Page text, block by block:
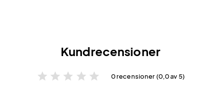
Kundrecensioner
star star star star star 0 recensioner (0,0 av 5)